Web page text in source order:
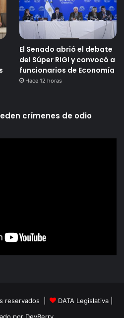
El Senado abrió el debate
del Súper RIGI y convocó a
funcionarios de Economía
Hace 12 horas
crímenes de odio
reservados | DATA Legislativa